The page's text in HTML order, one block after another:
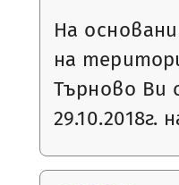
На
на
Търново Ви
29.10.2018г.